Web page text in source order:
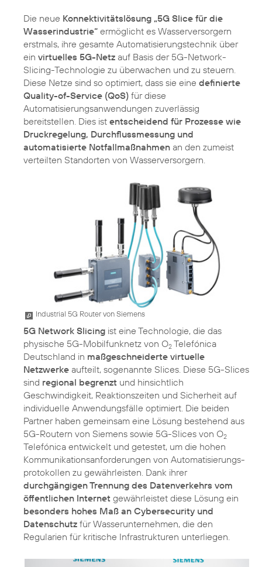
Die neue Konnektivitätslösung „5G Slice für die
Wasserindustrie“ ermöglicht es Wasserversorgern
erstmals, ihre gesamte Automatisierungstechnik über
ein virtuelles 5G-Netz auf Basis der 5G-Network-
Slicing-Technologie zu überwachen und zu steuern.
Diese Netze sind so optimiert, dass sie eine definierte
Quality-of-Service (QoS) für diese
Automatisierungsanwendungen zuverlässig
bereitstellen. Dies ist entscheidend für Prozesse wie
Druckregelung, Durchflussmessung und
automatisierte Notfallmaßnahmen an den zumeist
verteilten Standorten von Wasserversorgern.
Industrial 5G Router von Siemens
5G Network Slicing ist eine Technologie, die das
physische 5G-Mobilfunknetz von O2 Telefónica
Deutschland in maßgeschneiderte virtuelle
Netzwerke aufteilt, sogenannte Slices. Diese 5G-Slices
sind regional begrenzt und hinsichtlich
Geschwindigkeit, Reaktionszeiten und Sicherheit auf
individuelle Anwendungsfälle optimiert. Die beiden
Partner haben gemeinsam eine Lösung bestehend aus
5G-Routern von Siemens sowie 5G-Slices von O2
Telefónica entwickelt und getestet, um die hohen
Kommunika­tionsanforderungen von Automatisierungs­
protokollen zu gewährleisten. Dank ihrer
durchgängigen Trennung des Datenverkehrs vom
öffentlichen Internet gewährleistet diese Lösung ein
besonders hohes Maß an Cybersecurity und
Datenschutz für Wasserunternehmen, die den
Regularien für kritische Infrastrukturen unterliegen.